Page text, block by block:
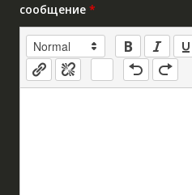
сообщение *